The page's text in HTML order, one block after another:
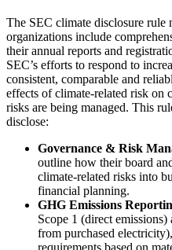
The SEC climate disclosure rule
organizations include
their annual reports and
SEC’s efforts to respond to
consistent, comparable and
effects of climate-related risk on
risks are being managed. This
disclose:
Governance & Risk
outline how their board
climate-related risks into
financial planning.
GHG Emissions
Scope 1 (direct
from purchased
requirements based on